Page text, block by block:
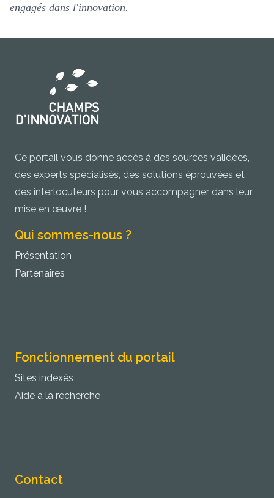
engagés dans l'innovation.
Ce portail vous donne accès à des sources validées,
des experts spécialisés, des solutions éprouvées et
des interlocuteurs pour vous accompagner dans leur
mise en œuvre !
Qui sommes-nous ?
Présentation
Partenaires
Fonctionnement du portail
Sites indexés
Aide à la recherche
Contact